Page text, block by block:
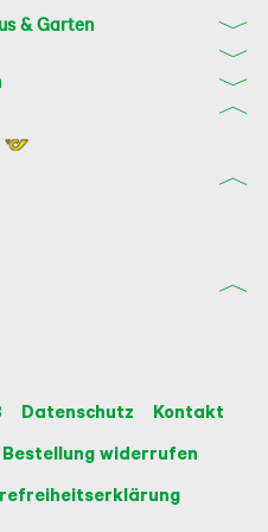
& Garten
Datenschutz
Kontakt
Bestellung widerrufen